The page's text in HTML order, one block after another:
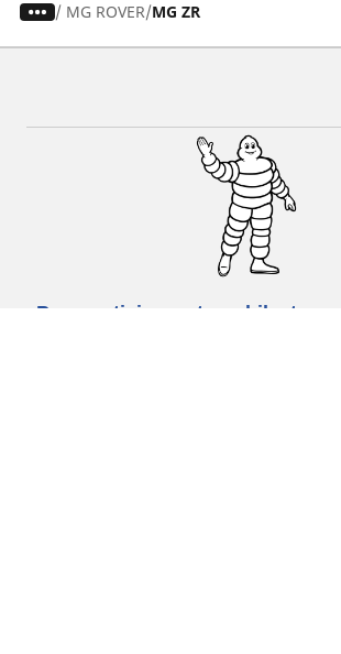
/ MG ROVER MG ZR
Pneumatici za automobile,